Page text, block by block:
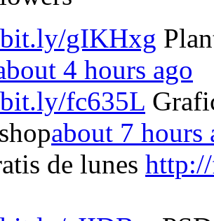
gIKHxg
4 hours ago
fc635L
about 7 hours
de lunes